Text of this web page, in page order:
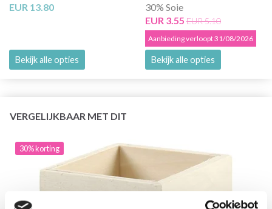
EUR 13.80
Bekijk alle opties
30% Soie
EUR 3.55 EUR 5.10
Aanbieding verloopt 31/08/2026
Bekijk alle opties
VERGELIJKBAAR MET DIT
30% korting